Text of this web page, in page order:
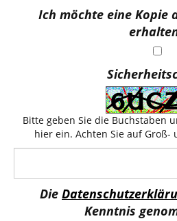
Ich möchte eine Kopie
Bitte geben Sie die Buchstaben
hier ein. Achten Sie auf Groß-
Die
Kenntnis